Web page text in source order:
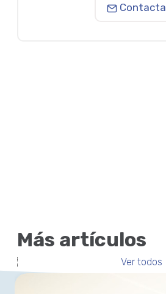
Contacta
Más artículos
Ver todos